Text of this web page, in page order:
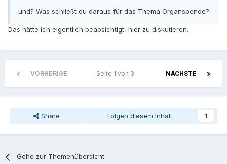
und? Was schließt du daraus für das Thema Organspende?
Das hätte ich eigentlich beabsichtigt, hier zu diskutieren.
VORHERIGE NÄCHSTE
Seite 1 von 3
Share Folgen diesem Inhalt 1
Gehe zur Themenübersicht